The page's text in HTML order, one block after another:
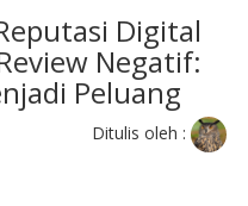
Digital
Negatif:
Peluang
Ditulis oleh :